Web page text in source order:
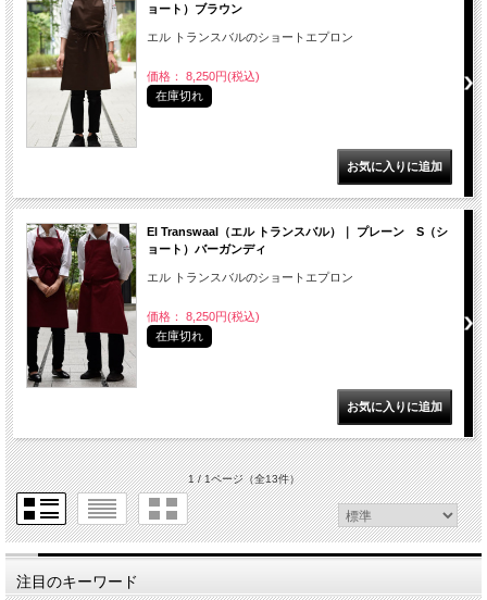
ョート）ブラウン
エル トランスバルのショートエプロン
価格： 8,250円(税込)
在庫切れ
El Transwaal（エル トランスバル）｜ プレーン S（シ
ョート）バーガンディ
エル トランスバルのショートエプロン
価格： 8,250円(税込)
在庫切れ
1 / 1ページ（全13件）
注目のキーワード